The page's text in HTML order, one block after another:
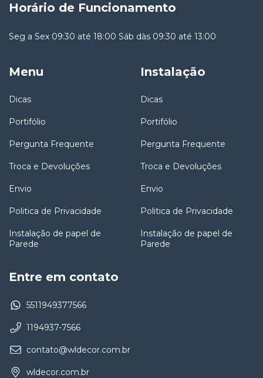
Horário de Funcionamento
Seg a Sex 09:30 até 18:00 Sáb dàs 09:30 até 13:00
Menu
Dicas
Portifólio
Pergunta Frequente
Troca e Devoluções
Envio
Politica de Privacidade
Instalação de papel de
Parede
Instalação
Dicas
Portifólio
Pergunta Frequente
Troca e Devoluções
Envio
Politica de Privacidade
Instalação de papel de
Parede
Entre em contato
5511949377566
1194937-7566
contato@wldecor.com.br
wldecor.com.br